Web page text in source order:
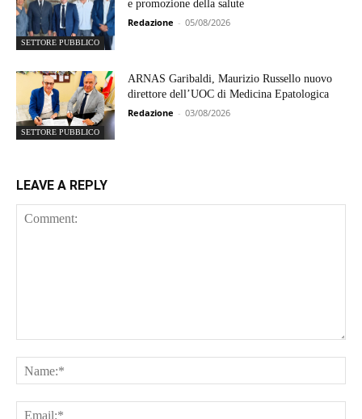
SETTORE PUBBLICO
e promozione della salute
Redazione - 05/08/2026
SETTORE PUBBLICO
ARNAS Garibaldi, Maurizio Russello nuovo
direttore dell’UOC di Medicina Epatologica
Redazione - 03/08/2026
LEAVE A REPLY